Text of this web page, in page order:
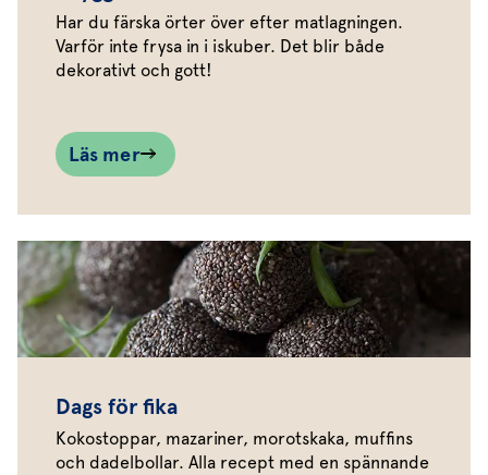
Har du färska örter över efter matlagningen.
Varför inte frysa in i iskuber. Det blir både
dekorativt och gott!
Läs mer
Dags för fika
Kokostoppar, mazariner, morotskaka, muffins
och dadelbollar. Alla recept med en spännande